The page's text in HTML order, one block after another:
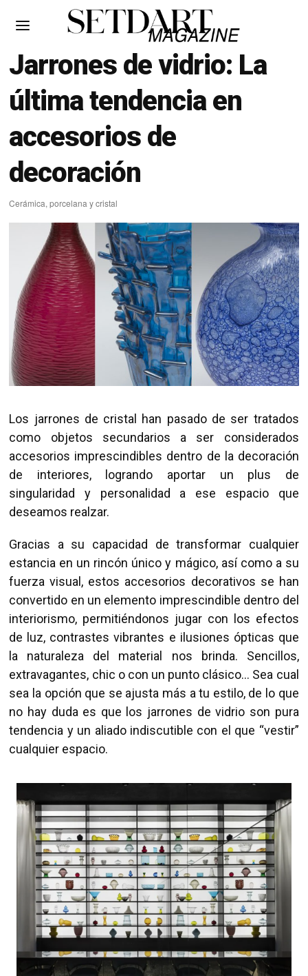
Jarrones de vidrio: La
última tendencia en
accesorios de
decoración
Cerámica, porcelana y cristal
Los jarrones de cristal han pasado de ser tratados
como objetos secundarios a ser considerados
accesorios imprescindibles dentro de la decoración
de interiores, logrando aportar un plus de
singularidad y personalidad a ese espacio que
deseamos realzar.
Gracias a su capacidad de transformar cualquier
estancia en un rincón único y mágico, así como a su
fuerza visual, estos accesorios decorativos se han
convertido en un elemento imprescindible dentro del
interiorismo, permitiéndonos jugar con los efectos
de luz, contrastes vibrantes e ilusiones ópticas que
la naturaleza del material nos brinda. Sencillos,
extravagantes, chic o con un punto clásico… Sea cual
sea la opción que se ajusta más a tu estilo, de lo que
no hay duda es que los jarrones de vidrio son pura
tendencia y un aliado indiscutible con el que “vestir”
cualquier espacio.